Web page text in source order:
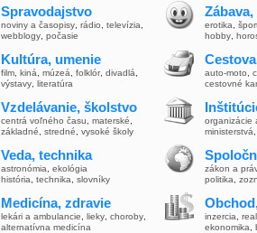
Spravodajstvo
noviny a časopisy rádio televízia
webblogy počasie
Kultúra, umenie
film kiná múzeá folklór, divadlá
výstavy literatúra
Vzdelávanie, školstvo
centrá voľného času materské
základné
stredné vysoké školy
Veda, technika
astronómia
ekológia
história
technika slovníky
Medicína, zdravie
lekári a ambulancie lieky choroby
alternatívna medicína
erotika
hobby
auto-moto
cestovné
organizácie
ministerstvá
zákon a
politika
inzercia
ekonomika